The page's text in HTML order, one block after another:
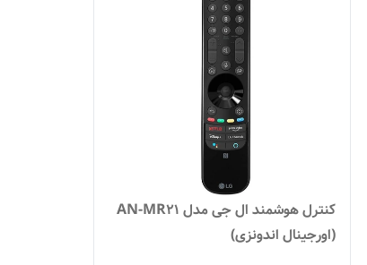
کنترل هوشمند ال جی مدل AN-MR21
(اورجینال اندونزی)